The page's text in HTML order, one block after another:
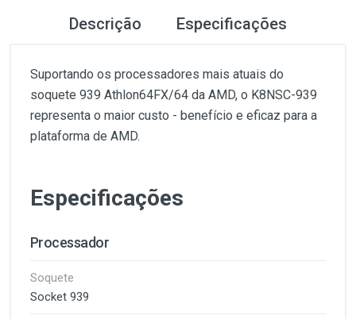
Descrição Especificações
Suportando os processadores mais atuais do
soquete 939 Athlon64FX/64 da AMD, o K8NSC-939
representa o maior custo - benefício e eficaz para a
plataforma de AMD.
Especificações
Processador
Soquete
Socket 939